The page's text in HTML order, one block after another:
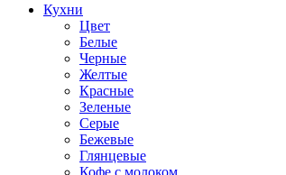
Кухни
Цвет
Белые
Черные
Желтые
Красные
Зеленые
Серые
Бежевые
Глянцевые
Кофе с молоком